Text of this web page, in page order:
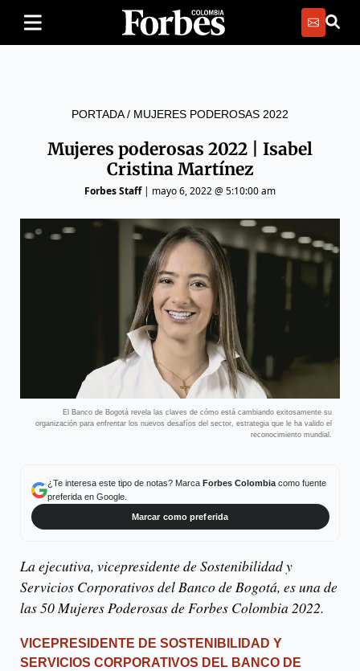
PORTADA/ MUJERES PODEROSAS 2022
Mujeres poderosas 2022 | Isabel
Cristina Martínez
Forbes Staff| mayo 6, 2022 @ 5:10:00 am
El Banco de Bogotá revela las claves de cómo está cambiando exitosamente su
organización para enfrentar los nuevos desafíos del sector, estrategia que le ha valido el
reconocimiento mundial.
¿Te interesa este tipo de notas? Marca Forbes Colombiacomo fuente
preferida en Google.
Marcar como preferida
La ejecutiva, vicepresidente de Sostenibilidad y
Servicios Corporativos del Banco de Bogotá, es una de
las 50 Mujeres Poderosas de Forbes Colombia 2022.
VICEPRESIDENTE DE SOSTENIBILIDAD Y
SERVICIOS CORPORATIVOS DEL BANCO DE